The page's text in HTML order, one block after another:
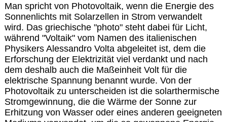
Man spricht von Photovoltaik, wenn die Energie des
Sonnenlichts mit Solarzellen in Strom verwandelt
wird. Das griechische "photo" steht dabei für Licht,
während "Voltaik" vom Namen des italienischen
Physikers Alessandro Volta abgeleitet ist, dem die
Erforschung der Elektrizität viel verdankt und nach
dem deshalb auch die Maßeinheit Volt für die
elektrische Spannung benannt wurde. Von der
Photovoltaik zu unterscheiden ist die solarthermische
Stromgewinnung, die die Wärme der Sonne zur
Erhitzung von Wasser oder eines anderen geeigneten